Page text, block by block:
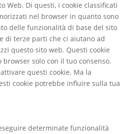
Web. Di questi, i cookie classificati
nel browser in quanto sono
delle funzionalità di base del sito
di terze parti che ci aiutano ad
questo sito web. Questi cookie
solo con il tuo consenso.
questi cookie. Ma la
cookie potrebbe influire sulla tua
determinate funzionalità